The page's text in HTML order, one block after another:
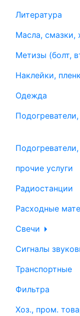
Литература
Масла, смазки,
Метизы (болт,
Наклейки,
Одежда
прочие услуги
Радиостанции
Расходные
Свечи
Сигналы
Транспортные
Фильтра
Хоз., пром.